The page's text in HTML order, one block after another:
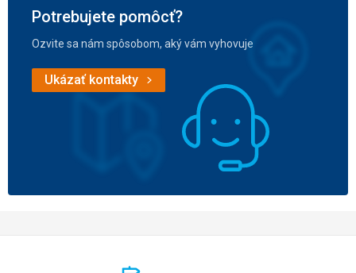
Potrebujete pomôcť?
Ozvite sa nám spôsobom, aký vám vyhovuje
Ukázať kontakty